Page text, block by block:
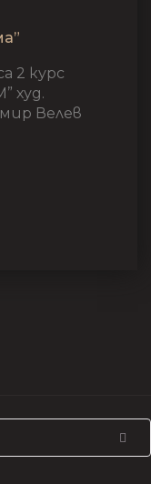
2 курс
худ.
Велев